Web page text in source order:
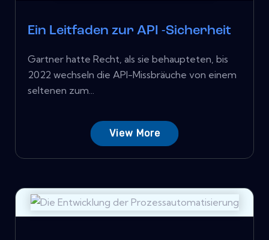
Ein Leitfaden zur API -Sicherheit
Gartner hatte Recht, als sie behaupteten, bis
2022 wechseln die API-Missbräuche von einem
seltenen zum...
View More